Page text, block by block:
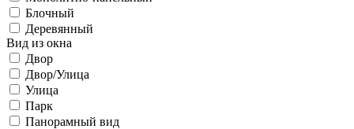
Блочный
Деревянный
Вид из окна
Двор
Двор/Улица
Улица
Парк
Панорамный вид